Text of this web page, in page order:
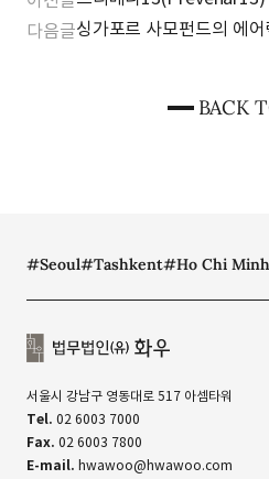
특허침해금지가처분신청
BACK
다음글싱가포르 사모펀드의 에
#Seoul#Tashkent#Ho Chi
서울시 강남구 영동대로 517 아셈타워
Tel. 02 6003 7000
Fax. 02 6003 7800
E-mail. hwawoo@hwawoo.com